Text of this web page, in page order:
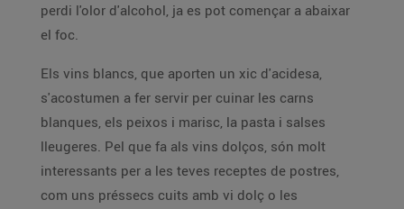
perdi l'olor d'alcohol, ja es pot començar a abaixar
el foc.
Els vins blancs, que aporten un xic d'acidesa,
s'acostumen a fer servir per cuinar les carns
blanques, els peixos i marisc, la pasta i salses
lleugeres. Pel que fa als vins dolços, són molt
interessants per a les teves receptes de postres,
com uns préssecs cuits amb vi dolç o les